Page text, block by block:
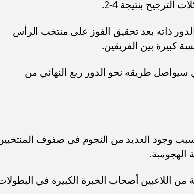
بنتيجة 4-2.
ذاته بعد تحقيق الفوز على منتخب الرأس
طريقه نحو الدور ربع النهائي من
وجود العديد من النجوم في صفوف
الهجومية.
من اللاعبين أصحاب الخبرة الكبيرة في